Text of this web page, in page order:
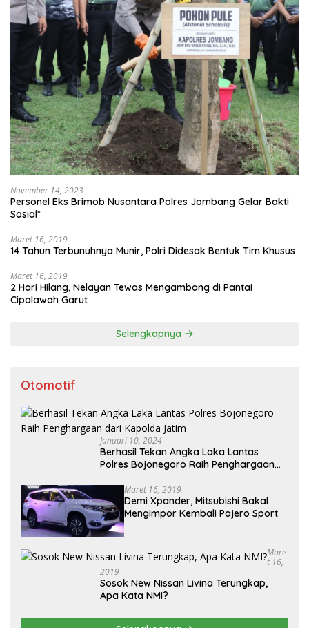
November 14, 2023
Personel Eks Brimob Nusantara Polres Jombang Gelar Bakti
Sosial*
Maret 16, 2019
14 Tahun Terbunuhnya Munir, Polri Didesak Bentuk Tim Khusus
Maret 16, 2019
2 Hari Hilang, Nelayan Tewas Mengambang di Pantai
Cipalawah Garut
Selengkapnya
Otomotif
Januari 10, 2024
Berhasil Tekan Angka Laka Lantas
Polres Bojonegoro Raih Penghargaan
Maret 16, 2019
Demi Xpander, Mitsubishi Bakal
Mengimpor Kembali Pajero Sport
Mare
T 16,
2019
Sosok New Nissan Livina Terungkap,
Apa Kata NMI?